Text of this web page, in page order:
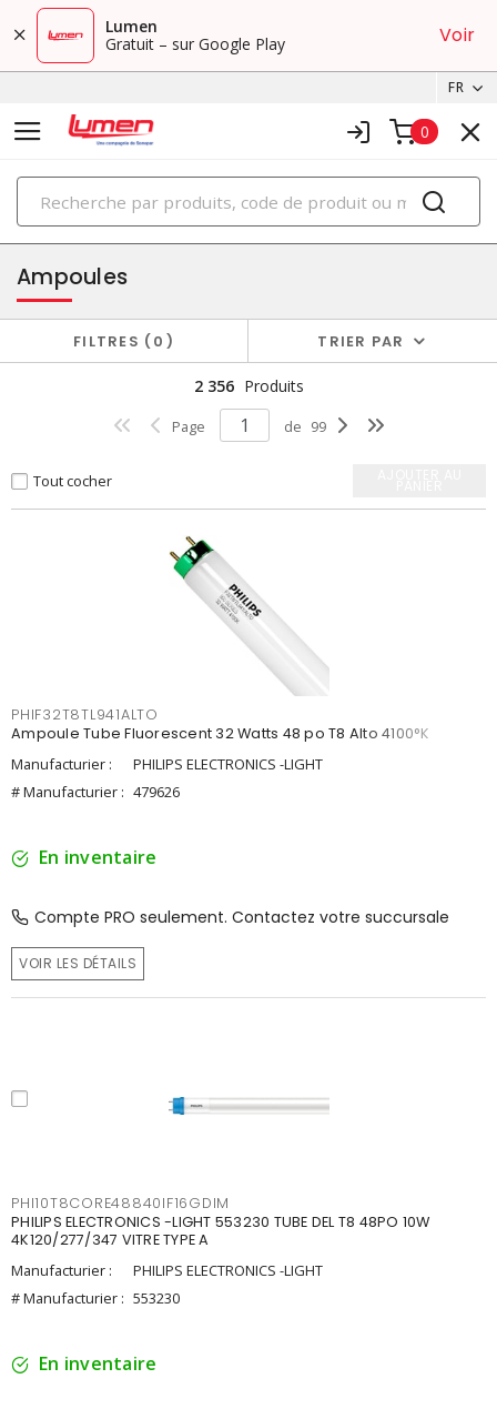
Lumen
Gratuit – sur Google Play
Voir
FR
0
PRODUITS
éclairage
Ampoules
FILTRES 0 TRIER PAR
2 356 Produits
Page de 99
Tout cocher
PHIF32T8TL941ALTO
Ampoule Tube Fluorescent 32 Watts 48 po T8 Alto 4100°K
Manufacturier :
PHILIPS ELECTRONICS -LIGHT
# Manufacturier : 479626
En inventaire
Compte PRO seulement. Contactez votre succursale
VOIR LES DÉTAILS
PHI10T8CORE48840IF16GDIM
PHILIPS ELECTRONICS -LIGHT 553230 TUBE DEL T8 48PO 10W
4K120/277/347 VITRE TYPE A
Manufacturier :
PHILIPS ELECTRONICS -LIGHT
# Manufacturier : 553230
En inventaire